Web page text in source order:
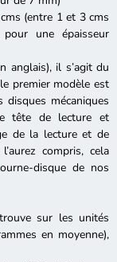
(entre 1 et 3 cms
une épaisseur
anglais), il s’agit du
premier modèle est
mécaniques
tête de lecture et
de la lecture et de
compris, cela
disque de nos
sur les unités
en moyenne),